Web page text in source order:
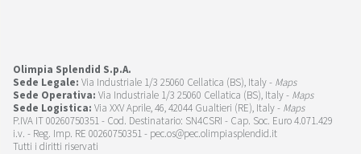
Olimpia Splendid S.p.A.
Sede Legale: Via Industriale 1/3 25060 Cellatica (BS), Italy - Maps
Sede Operativa: Via Industriale 1/3 25060 Cellatica (BS), Italy - Maps
Sede Logistica: Via XXV Aprile, 46, 42044 Gualtieri (RE), Italy - Maps
P.IVA IT 00260750351 - Cod. Destinatario: SN4CSRI - Cap. Soc. Euro 4.071.429
i.v. - Reg. Imp. RE 00260750351 - pec.os@pec.olimpiasplendid.it
Tutti i diritti riservati